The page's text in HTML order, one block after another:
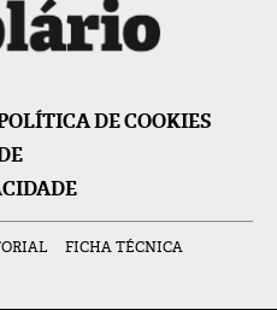
DE COOKIES
FICHA TÉCNICA